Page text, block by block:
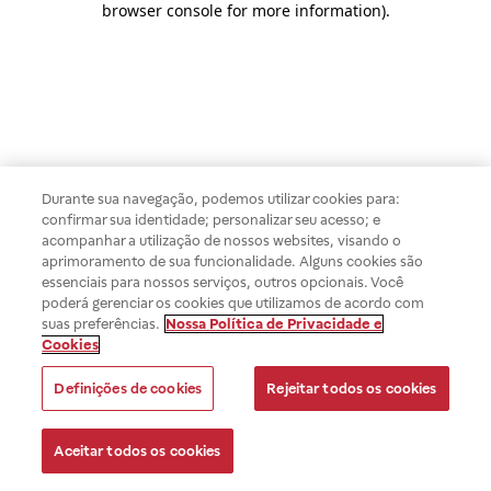
browser console for more information).
Durante sua navegação, podemos utilizar cookies para:
confirmar sua identidade; personalizar seu acesso; e
acompanhar a utilização de nossos websites, visando o
aprimoramento de sua funcionalidade. Alguns cookies são
essenciais para nossos serviços, outros opcionais. Você
poderá gerenciar os cookies que utilizamos de acordo com
suas preferências. Nossa Política de Privacidade e
Cookies
Definições de cookies Rejeitar todos os cookies
Aceitar todos os cookies